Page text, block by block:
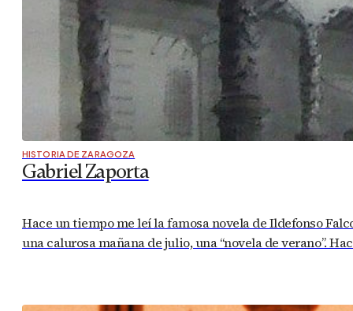
HISTORIA DE ZARAGOZA
Gabriel Zaporta
Hace un tiempo me leí la famosa novela de Ildefonso
una calurosa mañana de julio, una “novela de verano”.